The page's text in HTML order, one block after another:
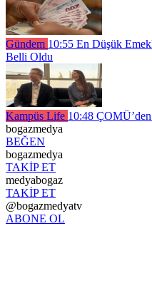
Gündem 10:55 En Düşük
Belli Oldu
Kampüs Life 10:48
bogazmedya
BEĞEN
bogazmedya
TAKİP ET
medyabogaz
TAKİP ET
@bogazmedyatv
ABONE OL